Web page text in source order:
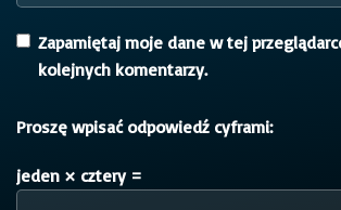
Zapamiętaj moje dane w tej
kolejnych komentarzy.
Proszę wpisać odpowiedź cyframi:
jeden × cztery =